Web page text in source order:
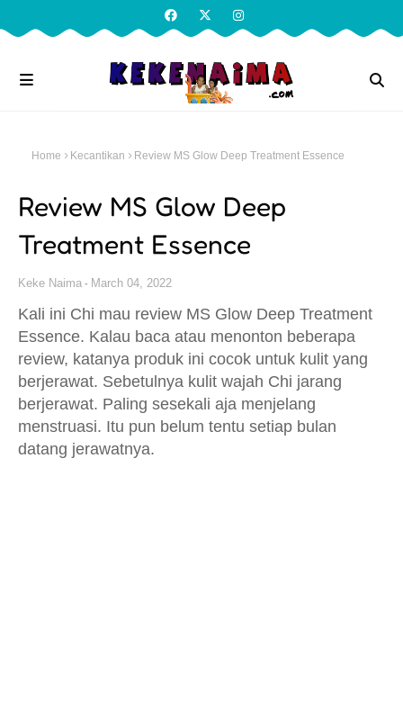
Home Kecantikan Review MS Glow Deep Treatment Essence
Review MS Glow Deep
Treatment Essence
Keke Naima March 04, 2022
Kali ini Chi mau review MS Glow Deep Treatment
Essence. Kalau baca atau menonton beberapa
review, katanya produk ini cocok untuk kulit yang
berjerawat. Sebetulnya kulit wajah Chi jarang
berjerawat. Paling sesekali aja menjelang
menstruasi. Itu pun belum tentu setiap bulan
datang jerawatnya.